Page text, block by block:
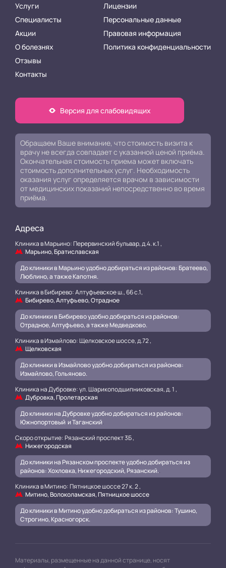
Услуги
Специалисты
Акции
О болезнях
Отзывы
Контакты
Лицензии
Персональные данные
Правовая информация
Политика конфиденциальности
Версия для слабовидящих
Обращаем Ваше внимание, что стоимость визита к
врачу не всегда совпадает с указанной ценой приёма.
Окончательная стоимость приема может включать
стоимость дополнительных услуг. Необходимость
оказания услуг определяется врачом в зависимости
от медицинских показаний непосредственно во время
приёма.
Адреса
Клиника в Марьино: Перервинский бульвар, д.4. к.1 ,
Марьино, Братиславская
До клиники в Марьино удобно добираться из районов: Братеево,
Люблино, а также Капотня.
Клиника в Бибирево: Алтуфьевское ш., 66 с.1,
Бибирево, Алтуфьево, Отрадное
До клиники в Бибирево удобно добираться из районов:
Отрадное, Алтуфьево, а также Медведково.
Клиника в Измайлово: Щелковское шоссе, д.72 ,
Щелковская
До клиники в Измайлово удобно добираться из районов:
Измайлово, Гольяново.
Клиника на Дубровке: ул. Шарикоподшипниковская, д. 1 ,
Дубровка, Пролетарская
До клиники на Дубровке удобно добираться из районов:
Южнопортовый и Таганский.
Скоро открытие: Рязанский проспект 3Б ,
Нижегородская
До клиники на Рязанском проспекте удобно добираться из
районов: Хохловка, Нижегородский, Рязанский..
Клиника в Митино: Пятницкое шоссе 27 к. 2 ,
Митино, Волоколамская, Пятницкое шоссе
До клиники в Митино удобно добираться из районов: Тушино,
Строгино, Красногорск.
Материалы, размещенные на данной странице, носят